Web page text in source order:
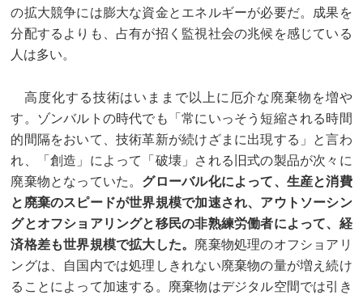
の拡大競争には膨大な資金とエネルギーが必要だ。成果を
分配するよりも、占有が招く監視社会の兆候を感じている
人は多い。
高度化する技術はいままで以上に厄介な廃棄物を増や
す。ゾンバルトの時代でも「常にいっそう短縮される時間
的間隔をおいて、技術革新が続けざまに出現する」と言わ
れ、「創造」によって「破壊」される旧式の製品が次々に
廃棄物となっていた。 グローバル化によって、生産と消費
と廃棄のスピードが世界規模で加速され、アウトソーシン
グとオフショアリングと移民の非熟練労働者によって、経
済格差も世界規模で拡大した。 廃棄物処理のオフショアリ
ングは、自国内では処理しきれない廃棄物の量が増え続け
ることによって加速する。廃棄物はデジタル空間では引き